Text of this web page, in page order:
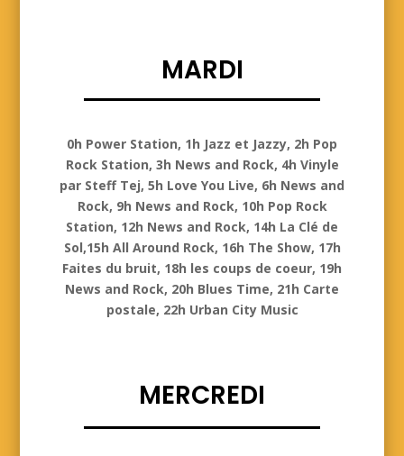
MARDI
0h Power Station, 1h Jazz et Jazzy, 2h Pop
Rock Station, 3h News and Rock, 4h Vinyle
par Steff Tej, 5h Love You Live, 6h News and
Rock, 9h News and Rock, 10h Pop Rock
Station, 12h News and Rock, 14h La Clé de
Sol,15h All Around Rock, 16h The Show, 17h
Faites du bruit, 18h les coups de coeur, 19h
News and Rock, 20h Blues Time, 21h Carte
postale, 22h Urban City Music
MERCREDI